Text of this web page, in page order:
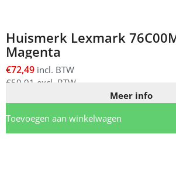
Huismerk Lexmark
Magenta
€72,49 incl. BTW
€59,91 excl. BTW
Meer info
Toevoegen aan winkelwagen